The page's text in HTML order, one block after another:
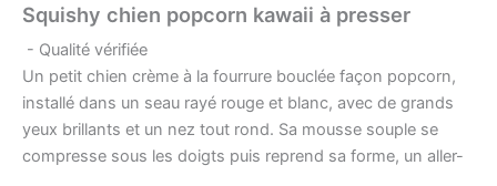
Squishy chien popcorn kawaii à presser
- Qualité vérifiée
Un petit chien crème à la fourrure bouclée façon popcorn,
installé dans un seau rayé rouge et blanc, avec de grands
yeux brillants et un nez tout rond. Sa mousse souple se
compresse sous les doigts puis reprend sa forme, un aller-